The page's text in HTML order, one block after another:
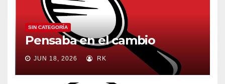
SIN CATEGORÍA
Pensaba en el cambio
JUN 18, 2026 RK